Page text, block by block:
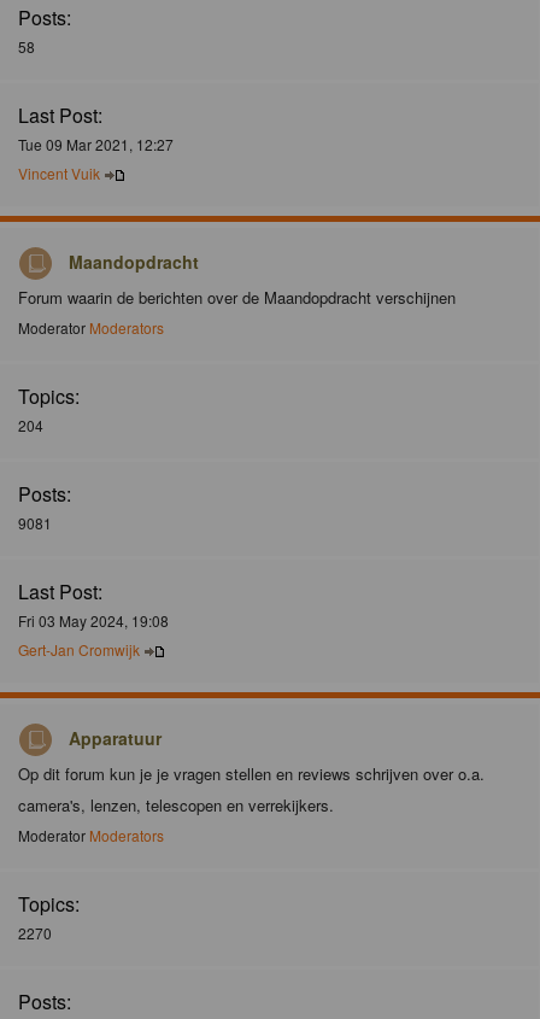
Posts:
58
Last Post:
Tue 09 Mar 2021, 12:27
Vincent Vuik
Maandopdracht
Forum waarin de berichten over de Maandopdracht verschijnen
Moderator Moderators
Topics:
204
Posts:
9081
Last Post:
Fri 03 May 2024, 19:08
Gert-Jan Cromwijk
Apparatuur
Op dit forum kun je je vragen stellen en reviews schrijven over o.a.
camera's, lenzen, telescopen en verrekijkers.
Moderator Moderators
Topics:
2270
Posts: